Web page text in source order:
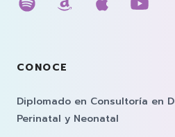
CONOCE
Diplomado en Consultoría en
Perinatal y Neonatal